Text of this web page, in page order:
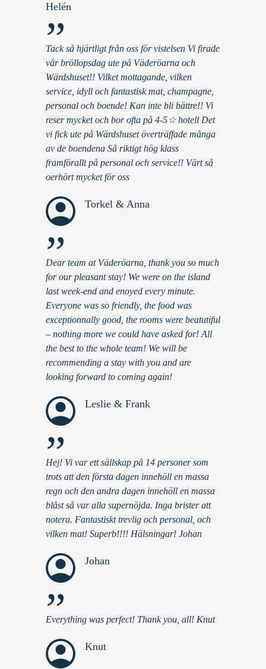
Helén
”
Tack så hjärtligt från oss för vistelsen Vi firade
vår bröllopsdag ute på Väderöarna och
Wärdshuset!! Vilket mottagande, vilken
service, idyll och fantastisk mat, champagne,
personal och boende! Kan inte bli bättre!! Vi
reser mycket och bor ofta på 4-5☆ hotell Det
vi fick ute på Wärdshuset överträffade många
av de boendena Så riktigt hög klass
framförallt på personal och service!! Värt så
oerhört mycket för oss
Torkel & Anna
”
Dear team at Väderöarna, thank you so much
for our pleasant stay! We were on the island
last week-end and enoyed every minute.
Everyone was so friendly, the food was
exceptionnally good, the rooms were beatutiful
– nothing more we could have asked for! All
the best to the whole team! We will be
recommending a stay with you and are
looking forward to coming again!
Leslie & Frank
”
Hej! Vi var ett sällskap på 14 personer som
trots att den första dagen innehöll en massa
regn och den andra dagen innehöll en massa
blåst så var alla supernöjda. Inga brister att
notera. Fantastiskt trevlig och personal, och
vilken mat! Superb!!!! Hälsningar! Johan
Johan
”
Everything was perfect! Thank you, all! Knut
Knut